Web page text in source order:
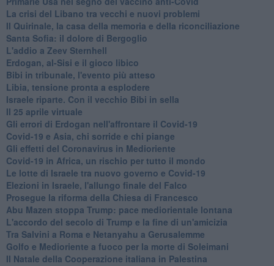
La crisi del Libano tra vecchi e nuovi problemi
Il Quirinale, la casa della memoria e della riconciliazione
Santa Sofia: il dolore di Bergoglio
L'addio a ​Zeev Sternhell
Erdogan, al-Sisi e il gioco libico
Bibi in tribunale, l'evento più atteso
Libia, tensione pronta a esplodere
Israele riparte. Con il vecchio Bibi in sella
Il 25 aprile virtuale
Gli errori di Erdogan nell'affrontare il Covid-19
Covid-19 e Asia, chi sorride e chi piange
Gli effetti del Coronavirus in Medioriente
Covid-19 in Africa, un rischio per tutto il mondo
Le lotte di Israele tra nuovo governo e Covid-19
Elezioni in Israele, l'allungo finale del Falco
Prosegue la riforma della Chiesa di Francesco
Abu Mazen stoppa Trump: pace mediorientale lontana
L'accordo del secolo di Trump e la fine di un'amicizia
Tra Salvini a Roma e Netanyahu a Gerusalemme
Golfo e Medioriente a fuoco per la morte di Soleimani
Il Natale della Cooperazione italiana in Palestina